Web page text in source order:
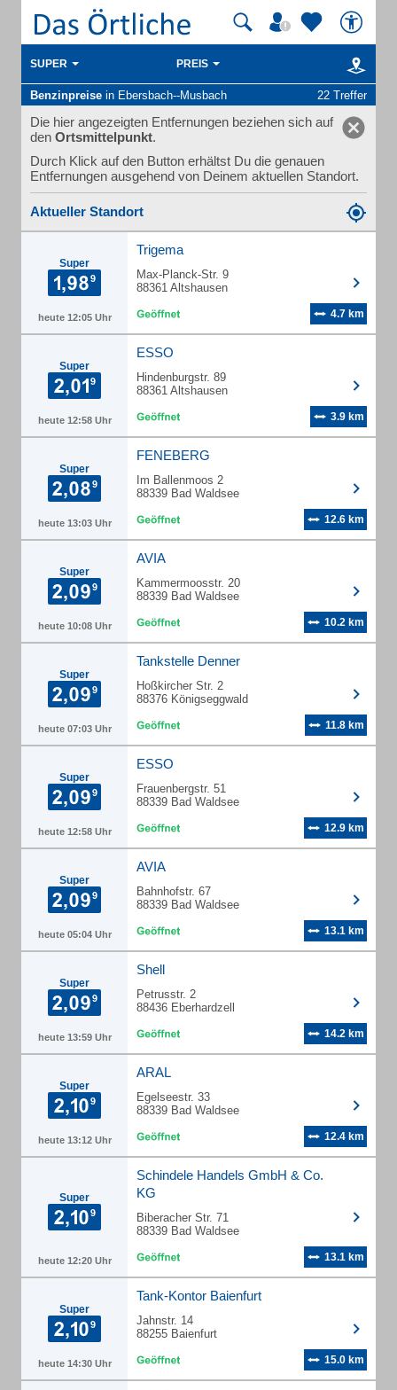
SUPER PREIS
Benzinpreise in Ebersbach--Musbach 22 Treffer
Die hier angezeigten Entfernungen beziehen sich auf
den Ortsmittelpunkt.
Durch Klick auf den Button erhältst Du die genauen
Entfernungen ausgehend von Deinem aktuellen Standort.
Aktueller Standort
Super
heute 12:05 Uhr
Trigema
Max-Planck-Str. 9
88361 Altshausen
4.7 km
Super
heute 12:58 Uhr
ESSO
Hindenburgstr. 89
88361 Altshausen
3.9 km
Super
heute 13:03 Uhr
FENEBERG
Im Ballenmoos 2
88339 Bad Waldsee
12.6 km
Super
heute 10:08 Uhr
AVIA
Kammermoosstr. 20
88339 Bad Waldsee
10.2 km
Super
heute 07:03 Uhr
Tankstelle Denner
Hoßkircher Str. 2
88376 Königseggwald
11.8 km
Super
heute 12:58 Uhr
ESSO
Frauenbergstr. 51
88339 Bad Waldsee
12.9 km
Super
heute 05:04 Uhr
AVIA
Bahnhofstr. 67
88339 Bad Waldsee
13.1 km
Super
heute 13:59 Uhr
Shell
Petrusstr. 2
88436 Eberhardzell
14.2 km
Super
heute 13:12 Uhr
ARAL
Egelseestr. 33
88339 Bad Waldsee
12.4 km
Super
heute 12:20 Uhr
Schindele Handels GmbH & Co.
KG
Biberacher Str. 71
88339 Bad Waldsee
13.1 km
Super
heute 14:30 Uhr
Tank-Kontor Baienfurt
Jahnstr. 14
88255 Baienfurt
15.0 km